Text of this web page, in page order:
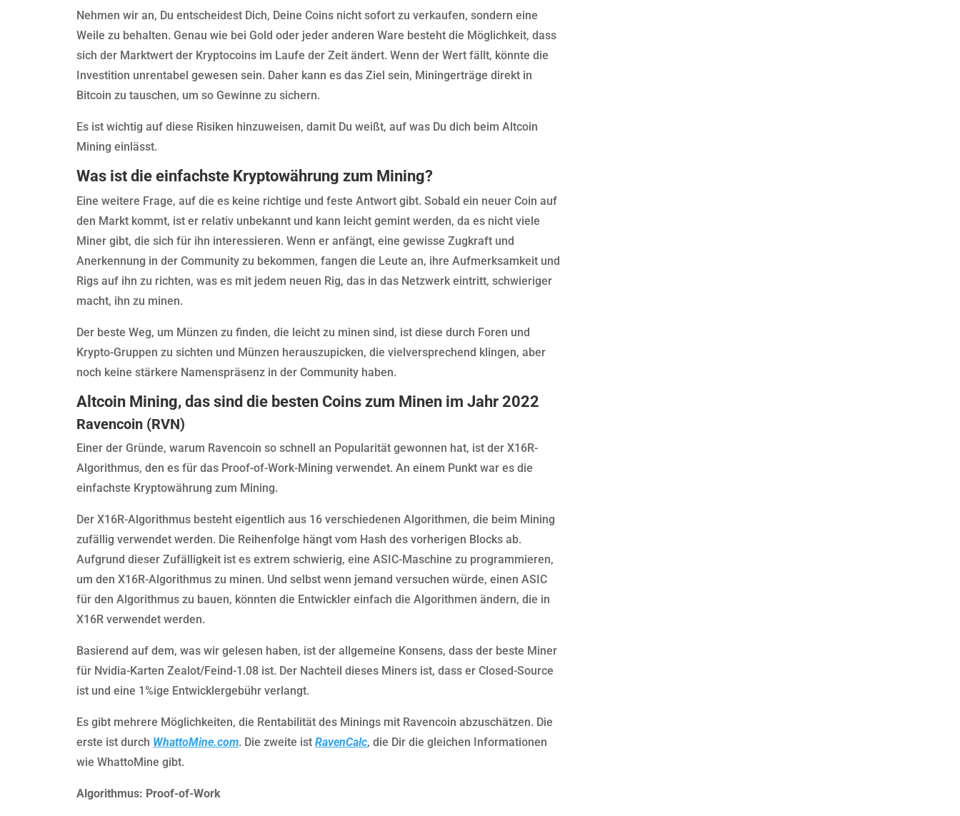
Nehmen wir an, Du entscheidest Dich, Deine Coins nicht sofort zu verkaufen, sondern eine
Weile zu behalten. Genau wie bei Gold oder jeder anderen Ware besteht die Möglichkeit, dass
sich der Marktwert der Kryptocoins im Laufe der Zeit ändert. Wenn der Wert fällt, könnte die
Investition unrentabel gewesen sein. Daher kann es das Ziel sein, Miningerträge direkt in
Bitcoin zu tauschen, um so Gewinne zu sichern.
Es ist wichtig auf diese Risiken hinzuweisen, damit Du weißt, auf was Du dich beim Altcoin
Mining einlässt.
Was ist die einfachste Kryptowährung zum Mining?
Eine weitere Frage, auf die es keine richtige und feste Antwort gibt. Sobald ein neuer Coin auf
den Markt kommt, ist er relativ unbekannt und kann leicht gemint werden, da es nicht viele
Miner gibt, die sich für ihn interessieren. Wenn er anfängt, eine gewisse Zugkraft und
Anerkennung in der Community zu bekommen, fangen die Leute an, ihre Aufmerksamkeit und
Rigs auf ihn zu richten, was es mit jedem neuen Rig, das in das Netzwerk eintritt, schwieriger
macht, ihn zu minen.
Der beste Weg, um Münzen zu finden, die leicht zu minen sind, ist diese durch Foren und
Krypto-Gruppen zu sichten und Münzen herauszupicken, die vielversprechend klingen, aber
noch keine stärkere Namenspräsenz in der Community haben.
Altcoin Mining, das sind die besten Coins zum Minen im Jahr 2022
Ravencoin (RVN)
Einer der Gründe, warum Ravencoin so schnell an Popularität gewonnen hat, ist der X16R-
Algorithmus, den es für das Proof-of-Work-Mining verwendet. An einem Punkt war es die
einfachste Kryptowährung zum Mining.
Der X16R-Algorithmus besteht eigentlich aus 16 verschiedenen Algorithmen, die beim Mining
zufällig verwendet werden. Die Reihenfolge hängt vom Hash des vorherigen Blocks ab.
Aufgrund dieser Zufälligkeit ist es extrem schwierig, eine ASIC-Maschine zu programmieren,
um den X16R-Algorithmus zu minen. Und selbst wenn jemand versuchen würde, einen ASIC
für den Algorithmus zu bauen, könnten die Entwickler einfach die Algorithmen ändern, die in
X16R verwendet werden.
Basierend auf dem, was wir gelesen haben, ist der allgemeine Konsens, dass der beste Miner
für Nvidia-Karten Zealot/Feind-1.08 ist. Der Nachteil dieses Miners ist, dass er Closed-Source
ist und eine 1%ige Entwicklergebühr verlangt.
Es gibt mehrere Möglichkeiten, die Rentabilität des Minings mit Ravencoin abzuschätzen. Die
erste ist durch WhattoMine.com. Die zweite istRavenCalc, die Dir die gleichen Informationen
wie WhattoMine gibt.
Algorithmus: Proof-of-Work